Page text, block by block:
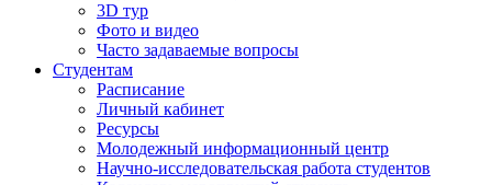
3D тур
Фото и видео
Часто задаваемые вопросы
Студентам
Расписание
Личный кабинет
Ресурсы
Молодежный информационный центр
Научно-исследовательская работа студентов